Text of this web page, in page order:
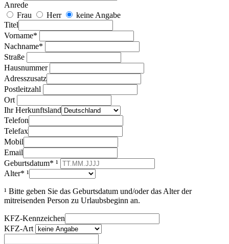
Anrede
Frau
Herr
keine Angabe
Titel
Vorname*
Nachname*
Straße
Hausnummer
Adresszusatz
Postleitzahl
Ort
Ihr Herkunftsland
Telefon
Telefax
Mobil
Email
Geburtsdatum* ¹
Alter* ¹
¹ Bitte geben Sie das Geburtsdatum und/oder das Alter der
mitreisenden Person zu Urlaubsbeginn an.
KFZ-Kennzeichen
KFZ-Art